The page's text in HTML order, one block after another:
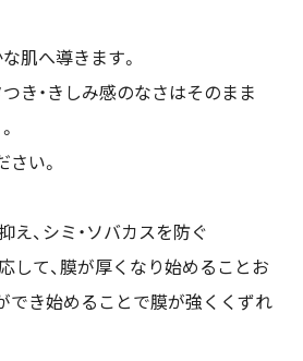
肌へ導きます。
き・きしみ感のなさはそのまま
い。
、シミ・ソバカスを防ぐ
して、膜が厚くなり始めることお
でき始めることで膜が強くくずれ